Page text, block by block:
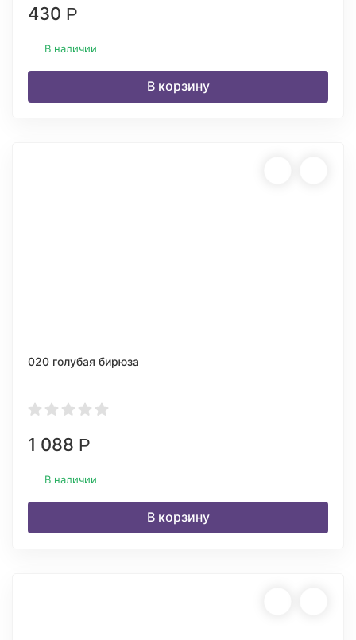
430 Р
В наличии
В корзину
020 голубая бирюза
1 088 Р
В наличии
В корзину